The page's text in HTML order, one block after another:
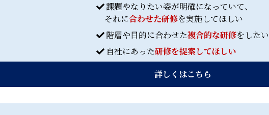
課題やなりたい姿が明確になっていて、
それに合わせた研修を実施してほしい
階層や目的に合わせた複合的な研修をしたい
自社にあった研修を提案してほしい
詳しくはこちら